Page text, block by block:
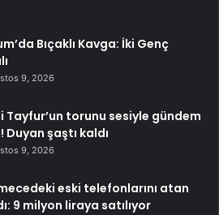
Bıçaklı Kavga: İki Genç
9, 2026
Tayfur’un torunu sesiyle gündem
Duyan şaştı kaldı
9, 2026
eski telefonlarını atan
9 milyon liraya satılıyor